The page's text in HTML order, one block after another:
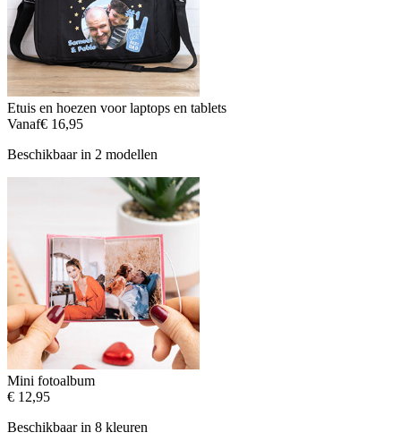
Etuis en hoezen voor laptops en tablets
Vanaf€ 16,95
Beschikbaar in 2 modellen
Mini fotoalbum
€ 12,95
Beschikbaar in 8 kleuren